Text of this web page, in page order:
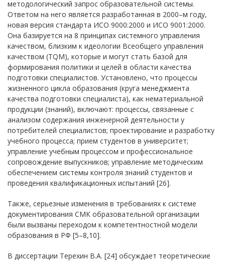
методологический запрос образовательной системы.
Ответом на него является разработанная в 2000–м году,
новая версия стандарта ИСО 9000:2000 и ИСО 9001:2000.
Она базируется на 8 принципах системного управления
качеством, близким к идеологии Всеобщего управления
качеством (TQM), которые и могут стать базой для
формирования политики и целей в области качества
подготовки специалистов. Установлено, что процессы
жизненного цикла образования (круга менеджмента
качества подготовки специалиста), как нематериальной
продукции (знаний), включают: процессы, связанные с
анализом содержания инженерной деятельности у
потребителей специалистов; проектирование и разработку
учебного процесса; прием студентов в университет;
управление учебным процессом и профессиональное
сопровождение выпускников; управление методическим
обеспечением системы контроля знаний студентов и
проведения квалификационных испытаний [26].
Также, серьезные изменения в требованиях к системе
документирования СМК образовательной организации
были вызваны переходом к компетентностной модели
образования в РФ [5–8,10].
В диссертации Терехин В.А. [24] обсуждает теоретические